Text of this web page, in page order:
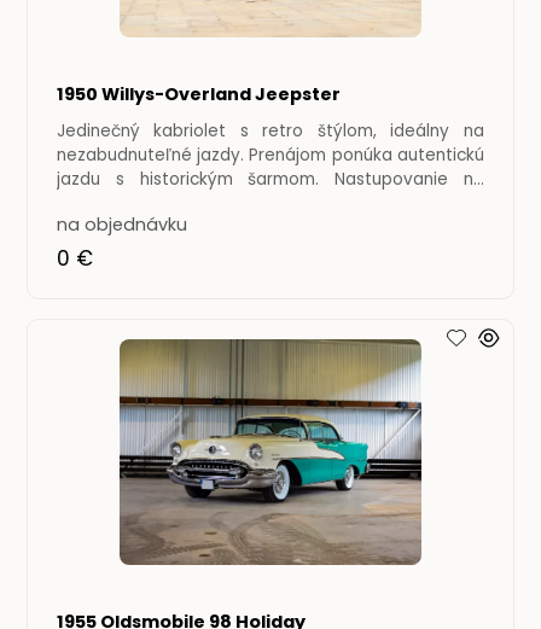
1950 Willys-Overland Jeepster
Jedinečný kabriolet s retro štýlom, ideálny na
nezabudnuteľné jazdy. Prenájom ponúka autentickú
jazdu s historickým šarmom. Nastupovanie na
na objednávku
0 €
1955 Oldsmobile 98 Holiday